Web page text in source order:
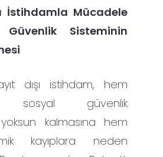
İstihdamla Mücadele
Sisteminin
dışı istihdam, hem
sosyal güvenlik
kalmasına hem
kayıplara neden